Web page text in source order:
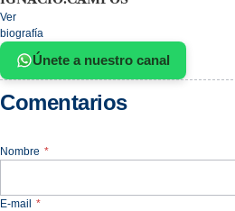
Ver
biografía
Únete a nuestro canal
Comentarios
Nombre *
E-mail *